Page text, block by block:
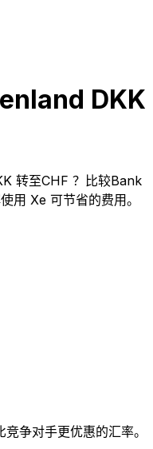
DKK
转至CHF ？比较Bank
用 Xe 可节省的费用。
争对手更优惠的汇率。